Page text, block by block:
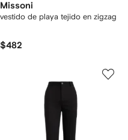
Missoni
vestido de playa tejido en zigzag
$482